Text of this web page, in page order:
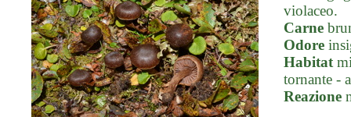
violaceo.
Carne
Odore
Habitat
tornante -
Reazione